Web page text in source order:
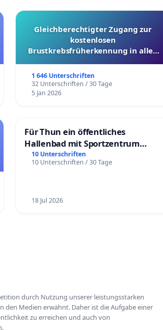
Gleichberechtigter Zugang zur
kostenlosen
Brustkrebsfrüherkennung in allen
1 646 Unterschriften
32 Unterschriften / 30 Tage
5 Jan 2026
Für Thun ein öffentliches
Hallenbad mit Sportzentrum
schaffen
10 Unterschriften
10 Unterschriften / 30 Tage
18 Jul 2026
durch Nutzung unserer leistungsstarken
den Medien erwähnt. Daher ist die Aufgabe einer
zu erreichen und auch von